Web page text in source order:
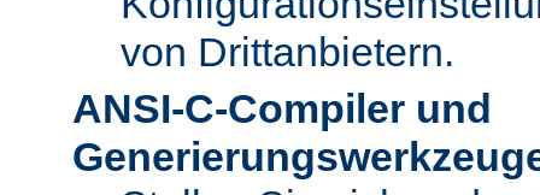
von Drittanbietern.
ANSI-C-Compiler und